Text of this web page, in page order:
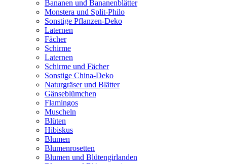
Bananen und Bananenblätter
Monstera und Split-Philo
Sonstige Pflanzen-Deko
Laternen
Fächer
Schirme
Laternen
Schirme und Fächer
Sonstige China-Deko
Naturgräser und Blätter
Gänseblümchen
Flamingos
Muscheln
Blüten
Hibiskus
Blumen
Blumenrosetten
Blumen und Blütengirlanden